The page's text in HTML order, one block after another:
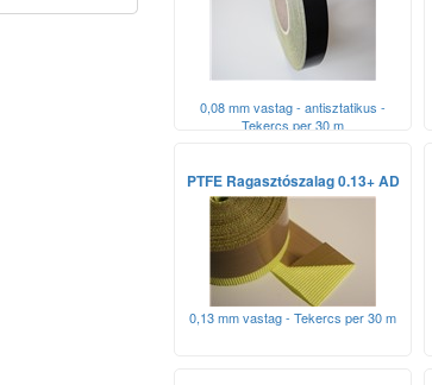
0,08 mm vastag - antisztatikus -
Tekercs per 30 m
PTFE Ragasztószalag 0.13+ AD
0,13 mm vastag - Tekercs per 30 m